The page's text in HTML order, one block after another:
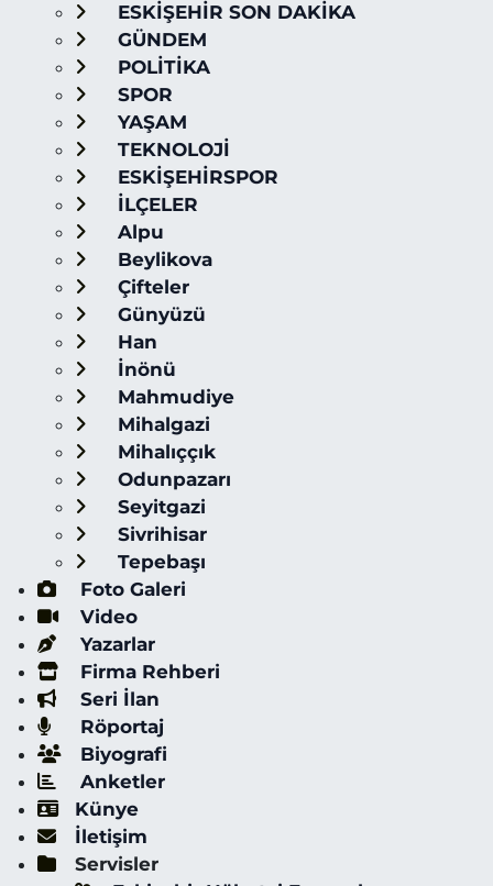
ESKİŞEHİR SON DAKİKA
GÜNDEM
POLİTİKA
SPOR
YAŞAM
TEKNOLOJİ
ESKİŞEHİRSPOR
İLÇELER
Alpu
Beylikova
Çifteler
Günyüzü
Han
İnönü
Mahmudiye
Mihalgazi
Mihalıççık
Odunpazarı
Seyitgazi
Sivrihisar
Tepebaşı
Foto Galeri
Video
Yazarlar
Firma Rehberi
Seri İlan
Röportaj
Biyografi
Anketler
Künye
İletişim
Servisler